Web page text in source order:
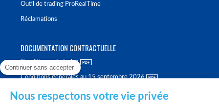
Outil de trading ProRealTime
Réclamations
DOCUMENTATION CONTRACTUELLE
Conditions générales
Conditions générales au 15 septembre 2026
Continuer sans accepter
Nous respectons votre vie privée